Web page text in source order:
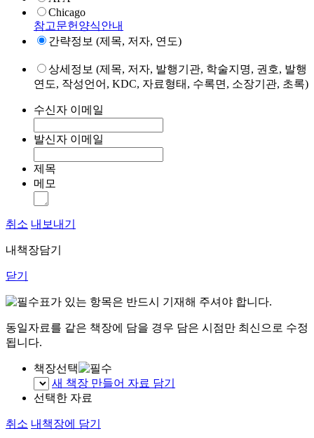
Chicago
참고문헌양식안내
간략정보 (제목, 저자, 연도)
상세정보 (제목, 저자, 발행기관, 학술지명, 권호, 발행
연도, 작성언어, KDC, 자료형태, 수록면, 소장기관, 초록)
수신자 이메일
발신자 이메일
제목
메모
취소 내보내기
내책장담기
닫기
표가 있는 항목은 반드시 기재해 주셔야 합니다.
동일자료를 같은 책장에 담을 경우 담은 시점만 최신으로 수정
됩니다.
책장선택
새 책장 만들어 자료 담기
선택한 자료
취소 내책장에 담기